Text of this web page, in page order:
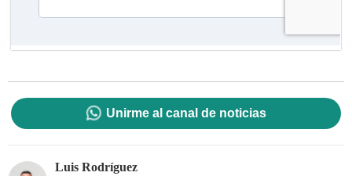
Unirme al canal de noticias
Luis Rodríguez